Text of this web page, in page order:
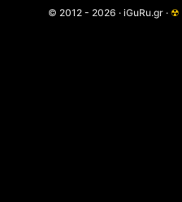
© 2012 - 2026 · iGuRu.gr · ☢